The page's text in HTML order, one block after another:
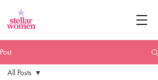
Post
All Posts